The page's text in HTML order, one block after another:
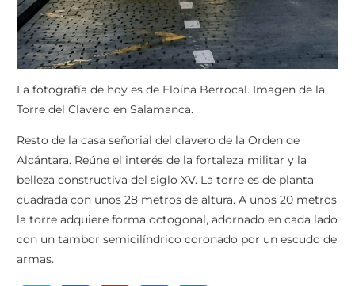
La fotografía de hoy es de Eloína Berrocal. Imagen de la
Torre del Clavero en Salamanca.
Resto de la casa señorial del clavero de la Orden de
Alcántara. Reúne el interés de la fortaleza militar y la
belleza constructiva del siglo XV. La torre es de planta
cuadrada con unos 28 metros de altura. A unos 20 metros
la torre adquiere forma octogonal, adornado en cada lado
con un tambor semicilíndrico coronado por un escudo de
armas.